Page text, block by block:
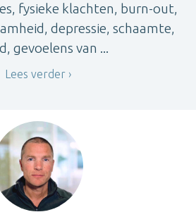
fysieke klachten, burn-out,
depressie, schaamte,
gevoelens van ...
Lees verder